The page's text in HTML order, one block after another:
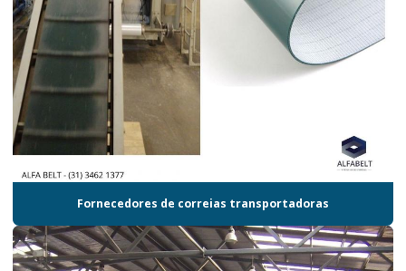
Fornecedores de correias transportadoras